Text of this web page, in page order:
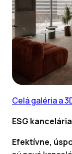
Celá galéria a
ESG
Efektívne,